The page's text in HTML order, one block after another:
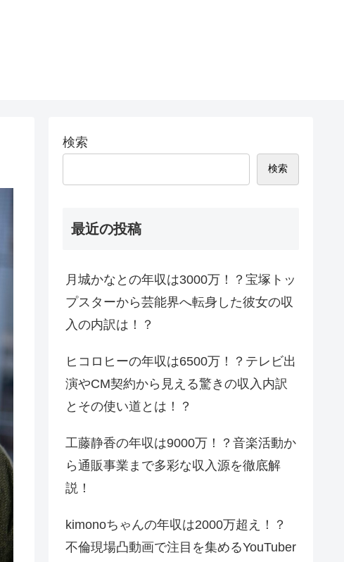
検索
検索
最近の投稿
月城かなとの年収は3000万！？宝塚トッ
プスターから芸能界へ転身した彼女の収
入の内訳は！？
ヒコロヒーの年収は6500万！？テレビ出
演やCM契約から見える驚きの収入内訳
とその使い道とは！？
工藤静香の年収は9000万！？音楽活動か
ら通販事業まで多彩な収入源を徹底解
説！
kimonoちゃんの年収は2000万超え！？
不倫現場凸動画で注目を集めるYouTuber